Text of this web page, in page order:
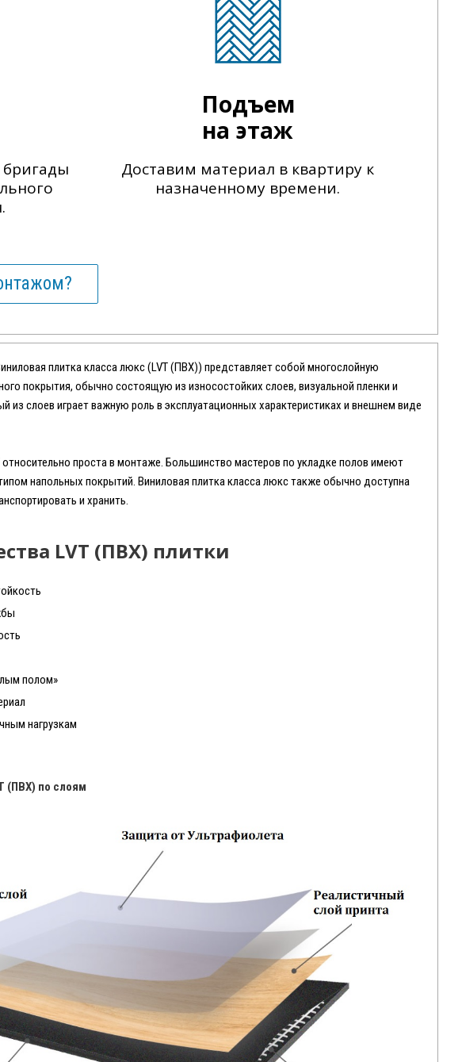
Подъем
на этаж
Доставим материал в квартиру к
назначенному времени.
плитка класса люкс (LVT (ПВХ)) представляет собой многослойную
покрытия, обычно состоящую из износостойких слоев, визуальной пленки и
из слоев играет важную роль в эксплуатационных характеристиках и внешнем виде
относительно проста в монтаже. Большинство мастеров по укладке полов имеют
напольных покрытий. Виниловая плитка класса люкс также обычно доступна
и хранить.
LVT (ПВХ) плитки
полом»
нагрузкам
(ПВХ) по слоям